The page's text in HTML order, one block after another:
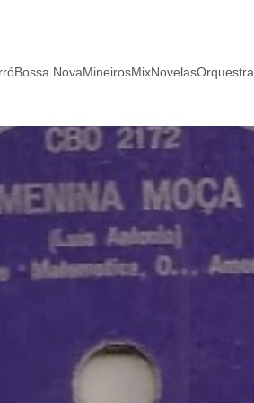
Bossa NovaMineirosMixNovelasOrquestra